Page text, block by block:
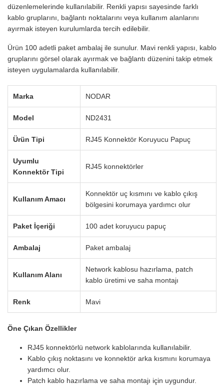
düzenlemelerinde kullanılabilir. Renkli yapısı sayesinde farklı
kablo gruplarını, bağlantı noktalarını veya kullanım alanlarını
ayırmak isteyen kurulumlarda tercih edilebilir.
Ürün 100 adetli paket ambalaj ile sunulur. Mavi renkli yapısı, kablo
gruplarını görsel olarak ayırmak ve bağlantı düzenini takip etmek
isteyen uygulamalarda kullanılabilir.
Marka NODAR
Model ND2431
Ürün Tipi RJ45 Konnektör Koruyucu Papuç
Uyumlu
Konnektör Tipi
RJ45 konnektörler
Kullanım Amacı
Konnektör uç kısmını ve kablo çıkış
bölgesini korumaya yardımcı olur
Paket İçeriği 100 adet koruyucu papuç
Ambalaj Paket ambalaj
Kullanım Alanı
Network kablosu hazırlama, patch
kablo üretimi ve saha montajı
Renk Mavi
Öne Çıkan Özellikler
RJ45 konnektörlü network kablolarında kullanılabilir.
Kablo çıkış noktasını ve konnektör arka kısmını korumaya
yardımcı olur.
Patch kablo hazırlama ve saha montajı için uygundur.